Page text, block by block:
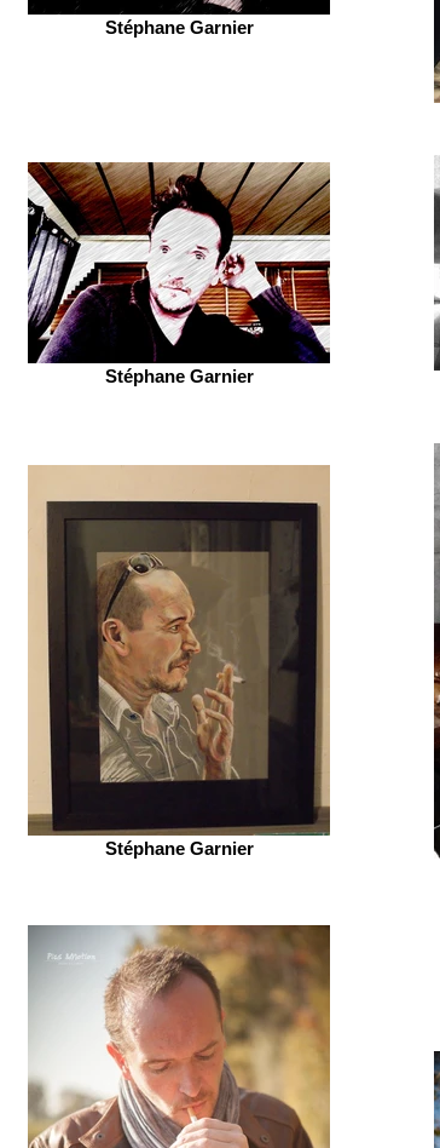
Stéphane Garnier
Stéphane Garnier
Stéphane Garnier